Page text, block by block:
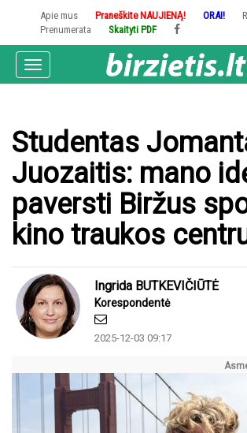
turinį
Apie mus Praneškite NAUJIENĄ! ORAI!
Prenumerata
Skaityti PDF
Toggle
navigation
Studentas
Juozaitis: mano
paversti Biržus
kino traukos
Ingrida BUTKEVIČIŪTĖ
Korespondentė
2025-12-03 09:17